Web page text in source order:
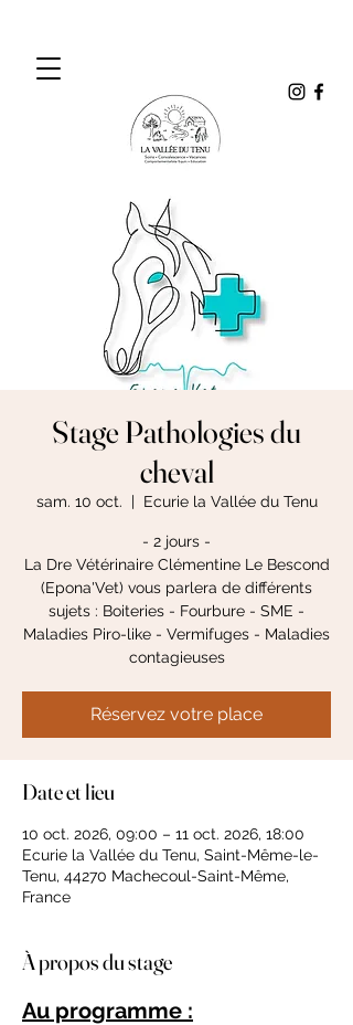
Stage Pathologies du
cheval
sam. 10 oct.
  |
Ecurie la Vallée du Tenu
- 2 jours -
La Dre Vétérinaire Clémentine Le Bescond
(Epona'Vet) vous parlera de différents
sujets : Boiteries - Fourbure - SME -
Maladies Piro-like - Vermifuges - Maladies
contagieuses
Réservez votre place
Date et lieu
10 oct. 2026, 09:00 – 11 oct. 2026, 18:00
Ecurie la Vallée du Tenu, Saint-Même-le-
Tenu, 44270 Machecoul-Saint-Même,
France
À propos du stage
Au programme :